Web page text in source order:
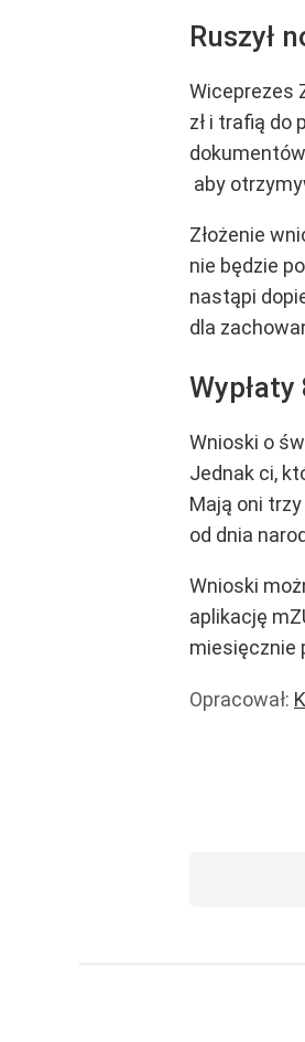
Ruszył
Wiceprezes
zł i trafią do
aby
Złożenie
nie będzie
nastąpi
dla
Wnioski o
Jednak ci,
Mają oni
od dnia
Wnioski
aplikację
miesięcznie
Opracował: